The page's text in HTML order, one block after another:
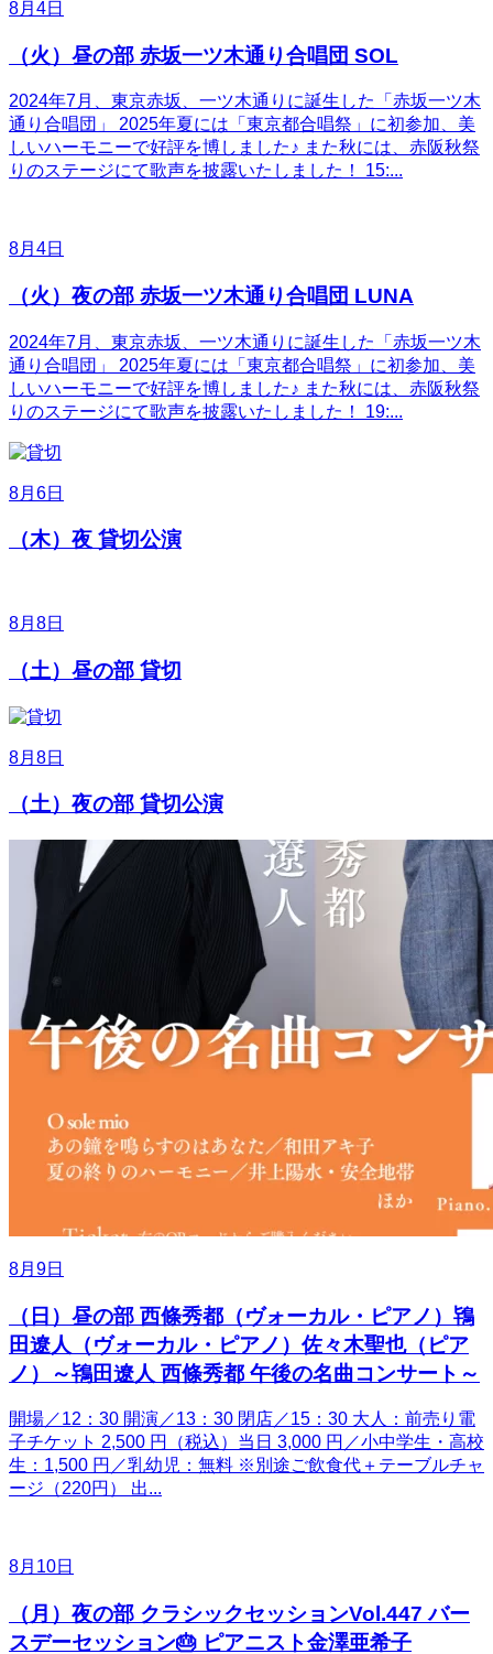
8月4日
（火）昼の部 赤坂一ツ木通り合唱団 SOL
2024年7月、東京赤坂、一ツ木通りに誕生した「赤坂一ツ木
通り合唱団」 2025年夏には「東京都合唱祭」に初参加、美
しいハーモニーで好評を博しました♪ また秋には、赤阪秋祭
りのステージにて歌声を披露いたしました！ 15:...
8月4日
（火）夜の部 赤坂一ツ木通り合唱団 LUNA
2024年7月、東京赤坂、一ツ木通りに誕生した「赤坂一ツ木
通り合唱団」 2025年夏には「東京都合唱祭」に初参加、美
しいハーモニーで好評を博しました♪ また秋には、赤阪秋祭
りのステージにて歌声を披露いたしました！ 19:...
8月6日
（木）夜 貸切公演
8月8日
（土）昼の部 貸切
8月8日
（土）夜の部 貸切公演
8月9日
（日）昼の部 西條秀都（ヴォーカル・ピアノ）鴇
田遼人（ヴォーカル・ピアノ）佐々木聖也（ピア
ノ）～鴇田遼人 西條秀都 午後の名曲コンサート～
開場／12：30 開演／13：30 閉店／15：30 大人：前売り電
子チケット 2,500 円（税込）当日 3,000 円／小中学生・高校
生：1,500 円／乳幼児：無料 ※別途ご飲食代＋テーブルチャ
ージ（220円） 出...
8月10日
（月）夜の部 クラシックセッションVol.447 バー
スデーセッション🎂 ピアニスト金澤亜希子